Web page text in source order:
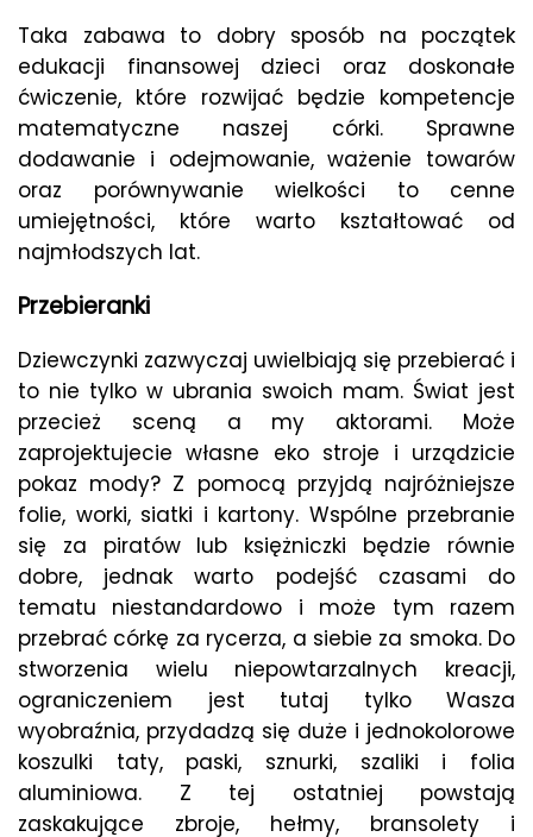
Taka zabawa to dobry sposób na początek
edukacji finansowej dzieci oraz doskonałe
ćwiczenie, które rozwijać będzie kompetencje
matematyczne naszej córki. Sprawne
dodawanie i odejmowanie, ważenie towarów
oraz porównywanie wielkości to cenne
umiejętności, które warto kształtować od
najmłodszych lat.
Przebieranki
Dziewczynki zazwyczaj uwielbiają się przebierać i
to nie tylko w ubrania swoich mam. Świat jest
przecież sceną a my aktorami. Może
zaprojektujecie własne eko stroje i urządzicie
pokaz mody? Z pomocą przyjdą najróżniejsze
folie, worki, siatki i kartony. Wspólne przebranie
się za piratów lub księżniczki będzie równie
dobre, jednak warto podejść czasami do
tematu niestandardowo i może tym razem
przebrać córkę za rycerza, a siebie za smoka. Do
stworzenia wielu niepowtarzalnych kreacji,
ograniczeniem jest tutaj tylko Wasza
wyobraźnia, przydadzą się duże i jednokolorowe
koszulki taty, paski, sznurki, szaliki i folia
aluminiowa. Z tej ostatniej powstają
zaskakujące zbroje, hełmy, bransolety i